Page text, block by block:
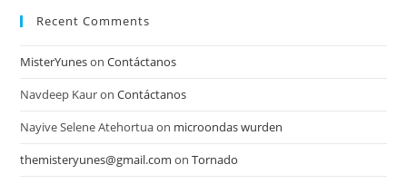
Recent Comments
MisterYunesonContáctanos
Navdeep KauronContáctanos
Nayive Selene Atehortuaon microondas wurden
themisteryunes@gmail.com onTornado